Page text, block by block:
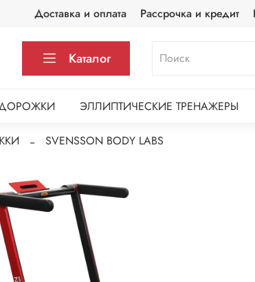
Доставка и оплата Рассрочка и кредит
Каталог
ЭЛЛИПТИЧЕСКИЕ ТРЕНАЖЕРЫ
SVENSSON BODY LABS